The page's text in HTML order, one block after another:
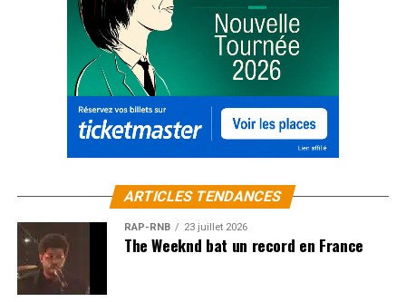
ARTICLES TENDANCES
RAP-RNB 23 juillet 2026
The Weeknd bat un record en France